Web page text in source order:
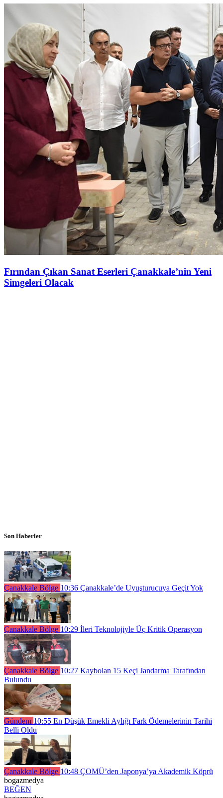
Fırından Çıkan Sanat Eserleri Çanakkale’nin Yeni
Simgeleri Olacak
Son Haberler
Çanakkale Bölge 10:36 Çanakkale’de Uyuşturucuya Geçit Yok
Çanakkale Bölge 10:29 İleri Teknolojiyle Üç Kritik Operasyon
Çanakkale Bölge 10:27 Kaybolan 15 Keçi Jandarma Tarafından
Bulundu
Gündem 10:55 En Düşük Emekli Aylığı Fark Ödemelerinin Tarihi
Belli Oldu
Çanakkale Bölge 10:48 ÇOMÜ’den Japonya’ya Akademik Köprü
bogazmedya
BEĞEN